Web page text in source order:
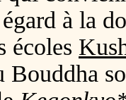
à la
écoles
Bouddha